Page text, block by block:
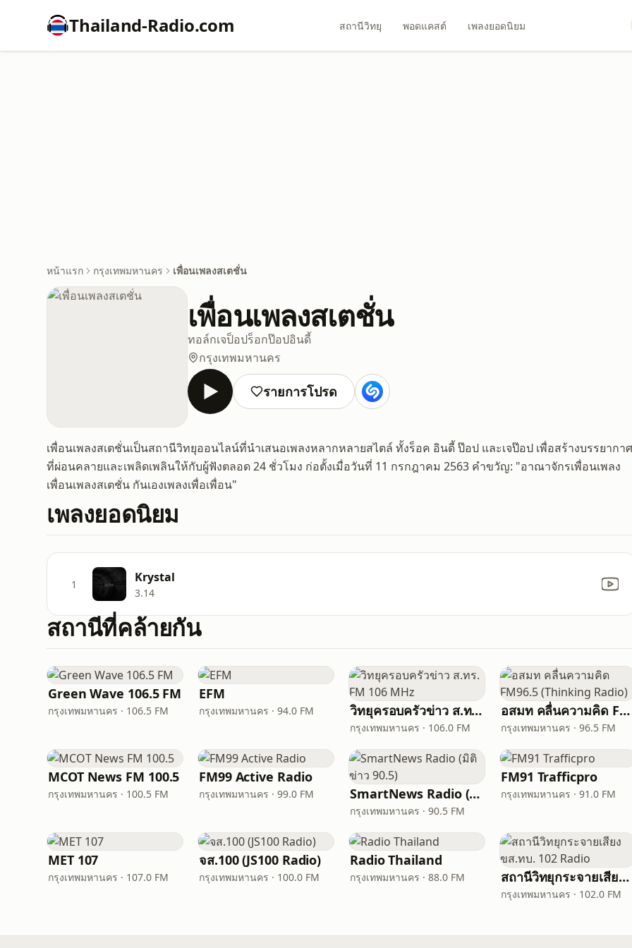
Thailand-Radio.com สถานีวิทยุ พอดแคสต์ เพลงยอดนิยม
หน้าแรก กรุงเทพมหานคร เพื่อนเพลงสเตชั่น
เพื่อนเพลงสเตชั่น
ทอล์กเจป็อปร็อกป๊อปอินดี้
กรุงเทพมหานคร
รายการโปรด
เพื่อนเพลงสเตชั่นเป็นสถานีวิทยุออนไลน์ที่นำเสนอเพลงหลากหลายสไตล์ ทั้งร็อค อินดี้ ป๊อป และเจป๊อป เพื่อสร้างบรรยากาศ
ที่ผ่อนคลายและเพลิดเพลินให้กับผู้ฟังตลอด 24 ชั่วโมง ก่อตั้งเมื่อวันที่ 11 กรกฎาคม 2563 คำขวัญ: "อาณาจักรเพื่อนเพลง
เพื่อนเพลงสเตชั่น กันเองเพลงเพื่อเพื่อน"
เพลงยอดนิยม
1 Krystal
3.14
สถานีที่คล้ายกัน
Green Wave 106.5 FM
กรุงเทพมหานคร · 106.5 FM
EFM
กรุงเทพมหานคร · 94.0 FM วิทยุครอบครัวข่าว ส.ทร. FM 106 MHz
กรุงเทพมหานคร · 106.0 FM
อสมท คลื่นความคิด FM96.5 (Thinking Radio)
กรุงเทพมหานคร · 96.5 FM
MCOT News FM 100.5
กรุงเทพมหานคร · 100.5 FM
FM99 Active Radio
กรุงเทพมหานคร · 99.0 FM SmartNews Radio (มิติข่าว 90.5)
กรุงเทพมหานคร · 90.5 FM
FM91 Trafficpro
กรุงเทพมหานคร · 91.0 FM
MET 107
กรุงเทพมหานคร · 107.0 FM
จส.100 (JS100 Radio)
กรุงเทพมหานคร · 100.0 FM
Radio Thailand
กรุงเทพมหานคร · 88.0 FM สถานีวิทยุกระจายเสียง ขส.ทบ. 102 Radio
กรุงเทพมหานคร · 102.0 FM